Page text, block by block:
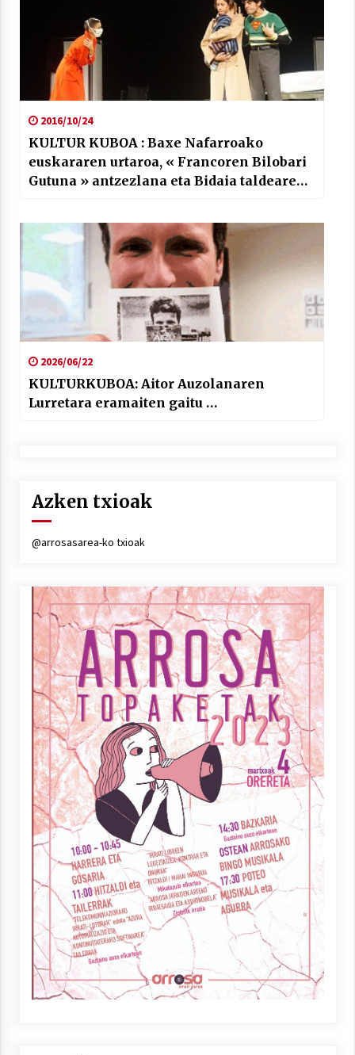
2016/10/24
KULTUR KUBOA : Baxe Nafarroako
euskararen urtaroa, « Francoren Bilobari
Gutuna » antzezlana eta Bidaia taldearen
2026/06/22
KULTURKUBOA: Aitor Auzolanaren
Lurretara eramaiten gaitu …
Azken txioak
@arrosasarea-ko txioak